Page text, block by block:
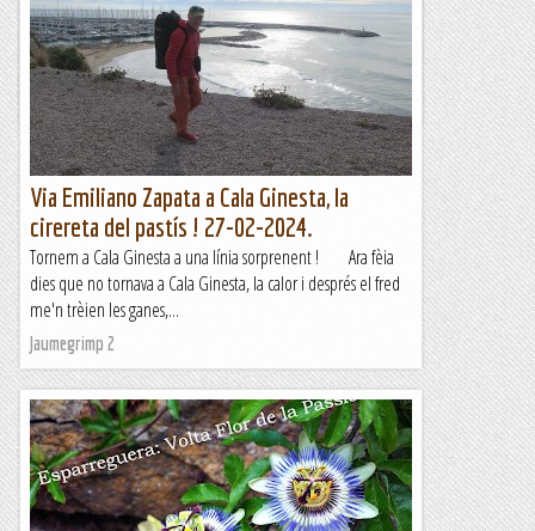
Sería a finales de los setenta que hojeando el libro
"Pyrénnées Les 100 Plus Belles Courses et Randonnées" de
Patrice de Bellefon descubrí que en una de las sierras...
Muntanyes i paisatges
Via Emiliano Zapata a Cala Ginesta, la
cirereta del pastís ! 27-02-2024.
Tornem a Cala Ginesta a una línia sorprenent ! Ara fèia
dies que no tornava a Cala Ginesta, la calor i després el fred
me'n trèien les ganes,...
Jaumegrimp 2